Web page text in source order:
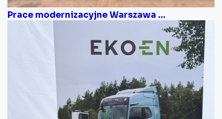
Prace modernizacyjne Warszawa ...